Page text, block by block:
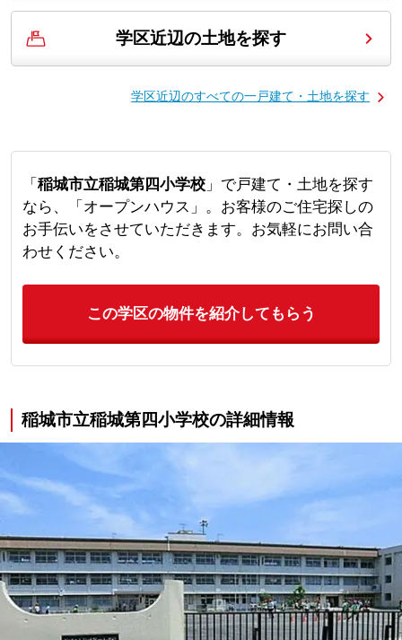
学区近辺の土地を探す
学区近辺のすべての一戸建て・土地を探す
「 稲城市立稲城第四小学校」で戸建て・土地を探す
なら、「オープンハウス」。お客様のご住宅探しの
お手伝いをさせていただきます。お気軽にお問い合
わせください。
この学区の物件を紹介してもらう
稲城市立稲城第四小学校の詳細情報